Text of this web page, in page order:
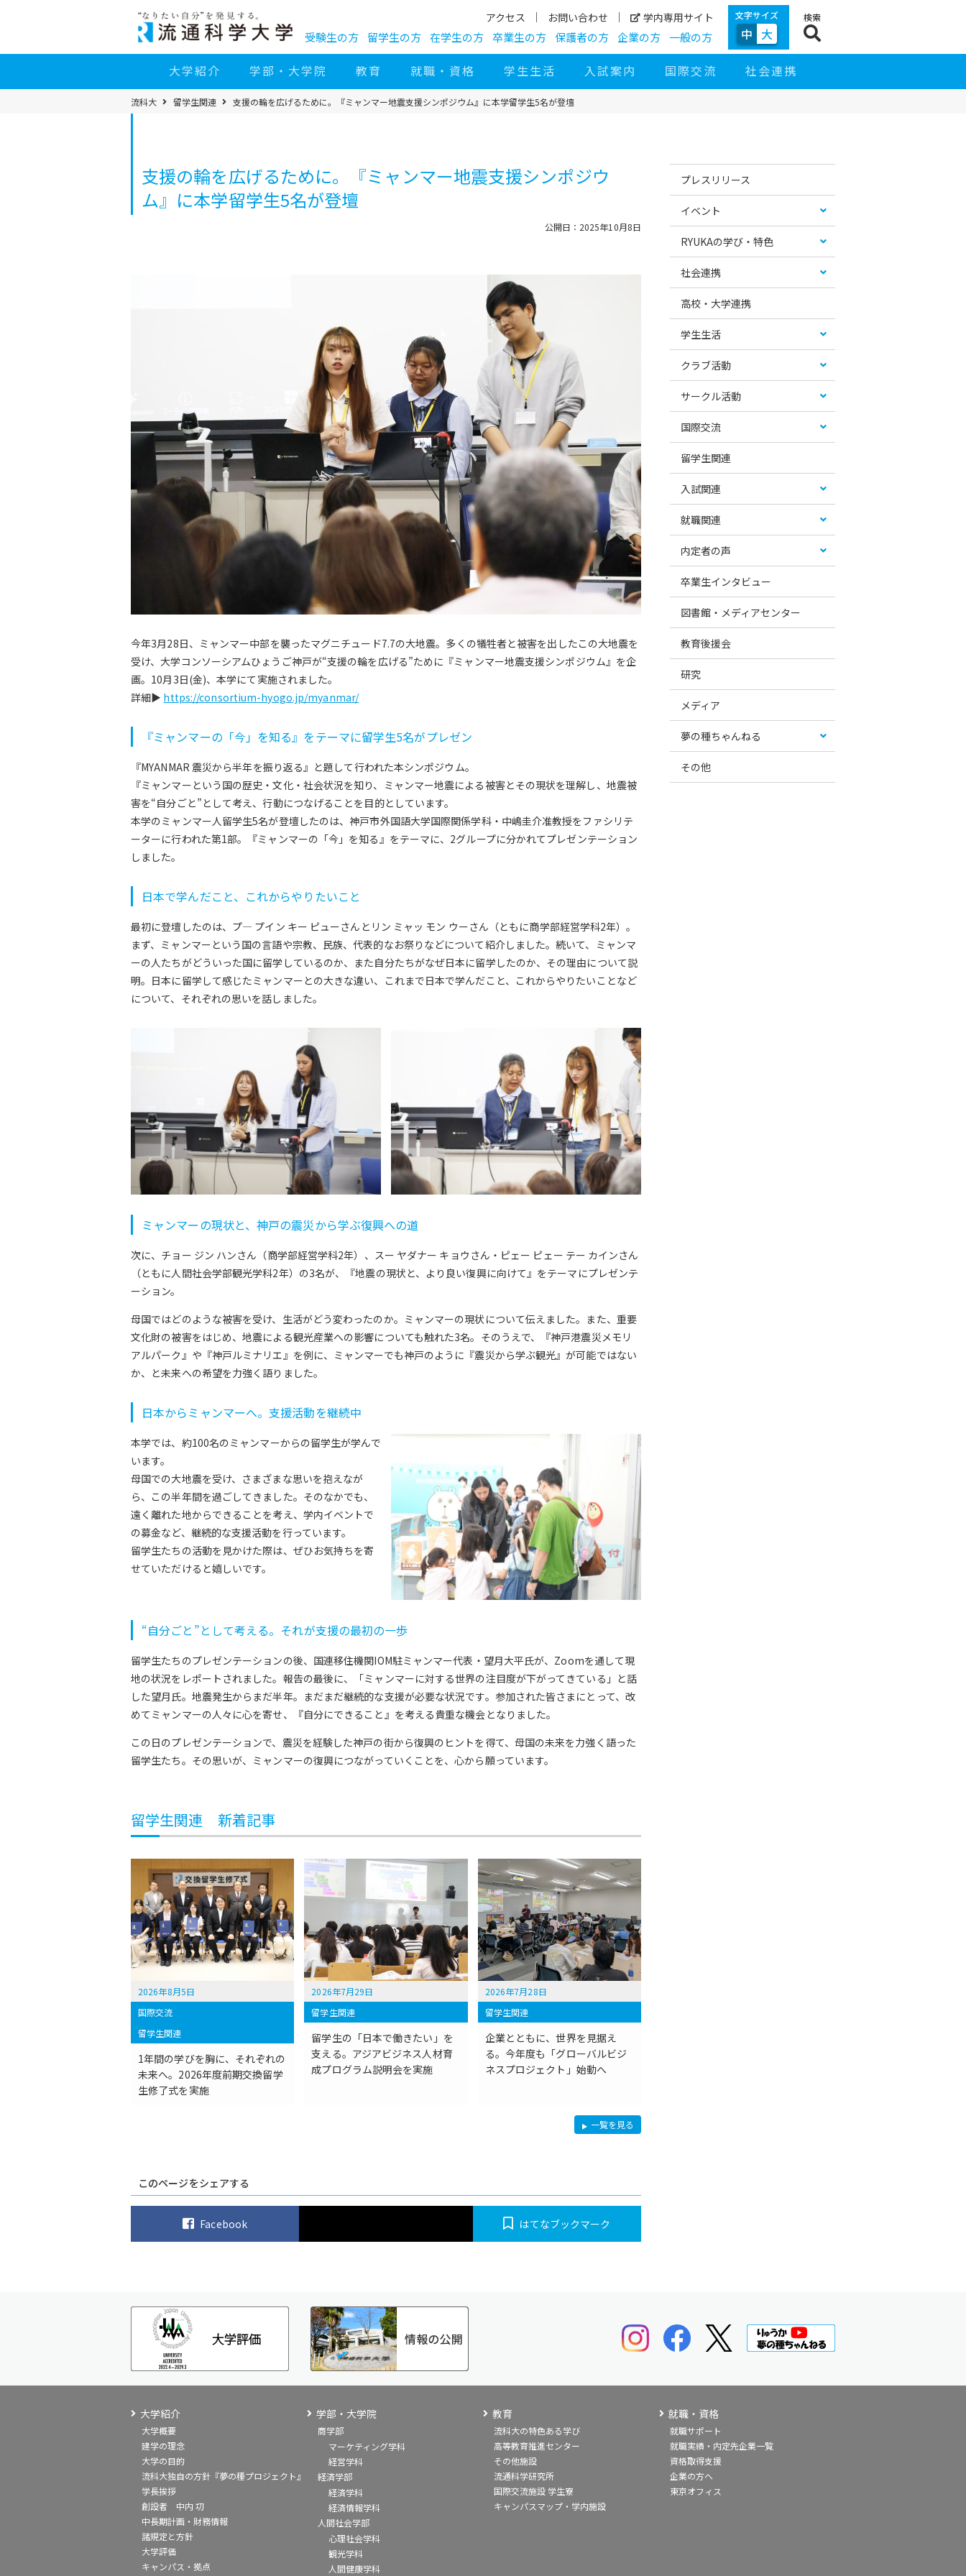
へ
アクセス お問い合わせ 学内専用サイト
受験生の方 留学生の方 在学生の方 卒業生の方 保護者の方 企業の方 一般の方
文字サイズ
中 大
検索
大学紹介 学部・大学院 教育 就職・資格 学生生活 入試案内 国際交流 社会連携
パ
ン
流科大 留学生関連 支援の輪を広げるために。『ミャンマー地震支援シンポジウム』に本学留学生5名が登壇
支援の輪を広げるために。『ミャンマー地震支援シンポジウ
ム』に本学留学生5名が登壇
公開日：2025年10月8日
今年3月28日、ミャンマー中部を襲ったマグニチュード7.7の大地震。多くの犠牲者と被害を出したこの大地震を
受け、大学コンソーシアムひょうご神戸が“支援の輪を広げる”ために『ミャンマー地震支援シンポジウム』を企
画。10月3日(金)、本学にて実施されました。
詳細▶ https://consortium-hyogo.jp/myanmar/
『ミャンマーの「今」を知る』をテーマに留学生5名がプレゼン
『MYANMAR 震災から半年を振り返る』と題して行われた本シンポジウム。
『ミャンマーという国の歴史・文化・社会状況を知り、ミャンマー地震による被害とその現状を理解し、地震被
害を“自分ごと”として考え、行動につなげることを目的としています。
本学のミャンマー人留学生5名が登壇したのは、神戸市外国語大学国際関係学科・中嶋圭介准教授をファシリテ
ーターに行われた第1部。『ミャンマーの「今」を知る』をテーマに、2グループに分かれてプレゼンテーション
しました。
日本で学んだこと、これからやりたいこと
最初に登壇したのは、プ― プイン キー ピューさんとリン ミャッ モン ウーさん（ともに商学部経営学科2年）。
まず、ミャンマーという国の言語や宗教、民族、代表的なお祭りなどについて紹介しました。続いて、ミャンマ
ーの人たちがどういった国に留学しているのか、また自分たちがなぜ日本に留学したのか、その理由について説
明。日本に留学して感じたミャンマーとの大きな違い、これまで日本で学んだこと、これからやりたいことなど
について、それぞれの思いを話しました。
ミャンマーの現状と、神戸の震災から学ぶ復興への道
次に、チョー ジン ハンさん（商学部経営学科2年）、スー ヤダナー キョウさん・ピェー ピェー テー カインさん
（ともに人間社会学部観光学科2年）の3名が、『地震の現状と、より良い復興に向けて』をテーマにプレゼンテ
ーション。
母国ではどのような被害を受け、生活がどう変わったのか。ミャンマーの現状について伝えました。また、重要
文化財の被害をはじめ、地震による観光産業への影響についても触れた3名。そのうえで、『神戸港震災メモリ
アルパーク』や『神戸ルミナリエ』を例に、ミャンマーでも神戸のように『震災から学ぶ観光』が可能ではない
か、と未来への希望を力強く語りました。
日本からミャンマーへ。支援活動を継続中
本学では、約100名のミャンマーからの留学生が学んで
います。
母国での大地震を受け、さまざまな思いを抱えなが
ら、この半年間を過ごしてきました。そのなかでも、
遠く離れた地からできることを考え、学内イベントで
の募金など、継続的な支援活動を行っています。
留学生たちの活動を見かけた際は、ぜひお気持ちを寄
せていただけると嬉しいです。
“自分ごと”として考える。それが支援の最初の一歩
留学生たちのプレゼンテーションの後、国連移住機関IOM駐ミャンマー代表・望月大平氏が、Zoomを通して現
地の状況をレポートされました。報告の最後に、「ミャンマーに対する世界の注目度が下がってきている」と話
した望月氏。地震発生からまだ半年。まだまだ継続的な支援が必要な状況です。参加された皆さまにとって、改
めてミャンマーの人々に心を寄せ、『自分にできること』を考える貴重な機会となりました。
この日のプレゼンテーションで、震災を経験した神戸の街から復興のヒントを得て、母国の未来を力強く語った
留学生たち。その思いが、ミャンマーの復興につながっていくことを、心から願っています。
留学生関連 新着記事
2026年8月5日
国際交流
留学生関連
1年間の学びを胸に、それぞれの
未来へ。2026年度前期交換留学
生修了式を実施
2026年7月29日
留学生関連
留学生の「日本で働きたい」を
支える。アジアビジネス人材育
成プログラム説明会を実施
2026年7月28日
留学生関連
企業とともに、世界を見据え
る。今年度も「グローバルビジ
ネスプロジェクト」始動へ
留
学
一覧を見る
このページをシェアする
Facebook はてなブックマーク
イ
ビ
シ
お
め
テ
カ
リ
ス
プレスリリース
イベント
RYUKAの学び・特色
社会連携
高校・大学連携
学生生活
クラブ活動
サークル活動
国際交流
留学生関連
入試関連
就職関連
内定者の声
卒業生インタビュー
図書館・メディアセンター
教育後援会
研究
メディア
夢の種ちゃんねる
その他
大学紹介
大学概要
建学の理念
大学の目的
流科大独自の方針『夢の種プロジェクト』
学長挨拶
創設者 中内 㓛
中長期計画・財務情報
諸規定と方針
大学評価
キャンパス・拠点
学部・大学院
商学部
マーケティング学科
経営学科
経済学部
経済学科
経済情報学科
人間社会学部
心理社会学科
観光学科
人間健康学科
教育
流科大の特色ある学び
高等教育推進センター
その他施設
流通科学研究所
国際交流施設 学生寮
キャンパスマップ・学内施設
就職・資格
就職サポート
就職実績・内定先企業一覧
資格取得支援
企業の方へ
東京オフィス